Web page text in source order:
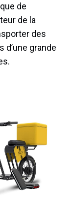
de
de la
des
d’une grande